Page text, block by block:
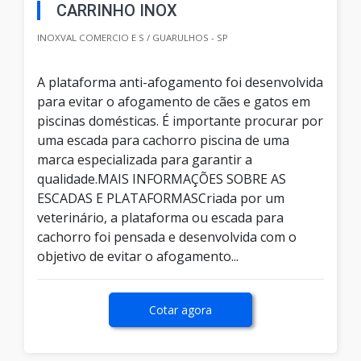
CARRINHO INOX
INOXVAL COMERCIO E S / GUARULHOS - SP
A plataforma anti-afogamento foi desenvolvida
para evitar o afogamento de cães e gatos em
piscinas domésticas. É importante procurar por
uma escada para cachorro piscina de uma
marca especializada para garantir a
qualidade.MAIS INFORMAÇÕES SOBRE AS
ESCADAS E PLATAFORMASCriada por um
veterinário, a plataforma ou escada para
cachorro foi pensada e desenvolvida com o
objetivo de evitar o afogamento...
Cotar agora